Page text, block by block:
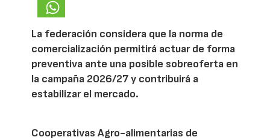
La federación considera que la norma de
comercialización permitirá actuar de forma
preventiva ante una posible sobreoferta en
la campaña 2026/27 y contribuirá a
estabilizar el mercado.
Cooperativas Agro-alimentarias de